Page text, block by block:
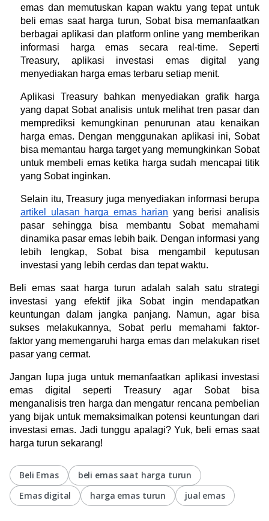
emas dan memutuskan kapan waktu yang tepat untuk
beli emas saat harga turun, Sobat bisa memanfaatkan
berbagai aplikasi dan platform online yang memberikan
informasi harga emas secara real-time. Seperti
Treasury, aplikasi investasi emas digital yang
menyediakan harga emas terbaru setiap menit.
Aplikasi Treasury bahkan menyediakan grafik harga
yang dapat Sobat analisis untuk melihat tren pasar dan
memprediksi kemungkinan penurunan atau kenaikan
harga emas. Dengan menggunakan aplikasi ini, Sobat
bisa memantau harga target yang memungkinkan Sobat
untuk membeli emas ketika harga sudah mencapai titik
yang Sobat inginkan.
artikel ulasan harga emas harian yang berisi analisis
pasar sehingga bisa membantu Sobat memahami
dinamika pasar emas lebih baik. Dengan informasi yang
lebih lengkap, Sobat bisa mengambil keputusan
investasi yang lebih cerdas dan tepat waktu.
Beli emas saat harga turun adalah salah satu strategi
investasi yang efektif jika Sobat ingin mendapatkan
keuntungan dalam jangka panjang. Namun, agar bisa
sukses melakukannya, Sobat perlu memahami faktor-
faktor yang memengaruhi harga emas dan melakukan riset
pasar yang cermat.
Jangan lupa juga untuk memanfaatkan aplikasi investasi
emas digital seperti Treasury agar Sobat bisa
menganalisis tren harga dan mengatur rencana pembelian
yang bijak untuk memaksimalkan potensi keuntungan dari
investasi emas. Jadi tunggu apalagi? Yuk, beli emas saat
harga turun sekarang!
Beli Emas
beli emas saat harga turun
Emas digital
harga emas turun jual emas